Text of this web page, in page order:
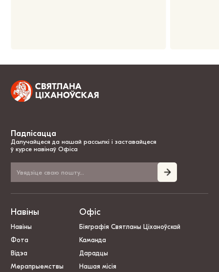
Падпісацца
Далучайцеся да нашай рассылкі і заставайцеся
ў курсе навінаў Офіса
Навіны
Навіны
Фота
Відэа
Мерапрыемствы
Офіс
Біяграфія Святланы Ціханоўскай
Каманда
Дарадцы
Нашая місія